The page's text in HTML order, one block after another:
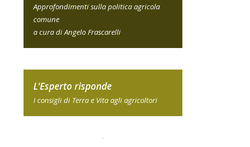
Approfondimenti sulla politica agricola
comune
a cura di Angelo Frascarelli
L'Esperto risponde
I consigli di Terra e Vita agli agricoltori